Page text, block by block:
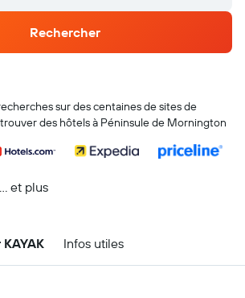
Rechercher
sur des centaines de sites de
des hôtels à Péninsule de Mornington
… et plus
Infos utiles